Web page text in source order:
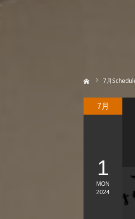
7月
7月
1
MON
2024